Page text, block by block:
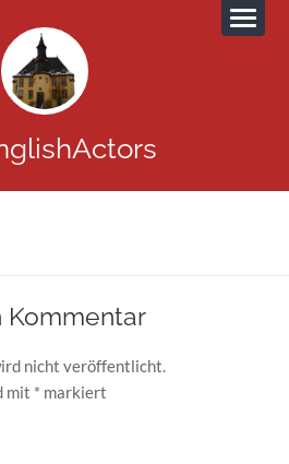
Kommentar
nicht veröffentlicht.
mit * markiert